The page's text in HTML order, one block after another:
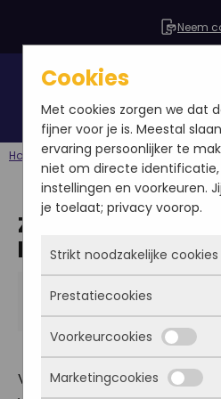
Neem
Home Blog Linkbuilding
houdt het in?
2013-05-13
Content|Linkbuilding
Voordat er een
Cookies
Met cookies zorgen we dat
fijner voor je is. Meestal
ervaring persoonlijker te
niet om directe
instellingen en voorkeuren.
je toelaat; privacy voorop.
Strikt noodzakelijke cookies
Deze cookies zorgen
überhaupt werkt. Ze zijn
niet worden uitgezet.
geplaatst als jij iets doet,
formulier invullen of je
Prestatiecookies
Met deze cookies zien we
bezocht wordt, waar
welke pagina’s populair
Voorkeurcookies
Deze cookies onthouden
Marketingcookies